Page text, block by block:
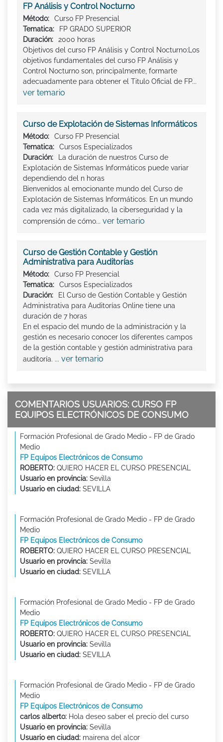
FP Análisis y Control Nocturno
Método:
Curso FP Presencial
Tematica:
FP GRADO SUPERIOR
Duración:
2000 horas
Objetivos del curso FP Análisis y Control Nocturno:Los
objetivos fundamentales del curso FP Análisis y
Control Nocturno son, principalmente, formarte
adecuadamente para obtener el Titulo Oficial de FP...
ver temario
Curso de Explotación de Sistemas Informáticos
Método:
Curso FP Presencial
Tematica:
Cursos Especializados
Duración:
La duración de nuestros Curso de
Explotación de Sistemas Informáticos puede variar
dependiendo del n horas
Bienvenidos al emocionante mundo del Curso de
Explotación de Sistemas Informáticos. En un mundo
cada vez más digitalizado, la ciberseguridad y la
comprensión de cómo... ver temario
Curso de Gestión Contable y Gestión
Administrativa para Auditorías
Método:
Curso FP Presencial
Tematica:
Cursos Especializados
Duración:
El Curso de Gestión Contable y Gestión
Administrativa para Auditorías Online tiene una
duración de 7 horas
En el espacio del mundo de la administración y la
gestión es necesario conocer los diferentes campos
de la gestión contable y gestión administrativa para
auditoría. ... ver temario
COMENTARIOS USUARIOS: CURSO FP
EQUIPOS ELECTRÓNICOS DE CONSUMO
Formación Profesional de Grado Medio - FP de Grado
Medio
FP Equipos Electrónicos de Consumo
ROBERTO: QUIERO HACER EL CURSO PRESENCIAL
Usuario en provincia: Sevilla
Usuario en ciudad: SEVILLA
Formación Profesional de Grado Medio - FP de Grado
Medio
FP Equipos Electrónicos de Consumo
ROBERTO: QUIERO HACER EL CURSO PRESENCIAL
Usuario en provincia: Sevilla
Usuario en ciudad: SEVILLA
Formación Profesional de Grado Medio - FP de Grado
Medio
FP Equipos Electrónicos de Consumo
ROBERTO: QUIERO HACER EL CURSO PRESENCIAL
Usuario en provincia: Sevilla
Usuario en ciudad: SEVILLA
Formación Profesional de Grado Medio - FP de Grado
Medio
FP Equipos Electrónicos de Consumo
carlos alberto: Hola deseo saber el precio del curso
Usuario en provincia: Sevilla
Usuario en ciudad: mairena del alcor